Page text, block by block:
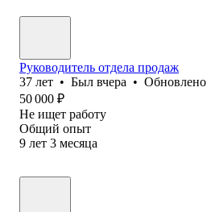
Руководитель отдела продаж
37 лет • Был вчера • Обновлено
50 000 ₽
Не ищет работу
Общий опыт
9 лет 3 месяца